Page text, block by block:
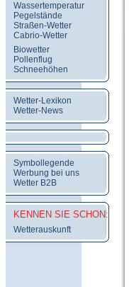
Wassertemperatur
Pegelstände
Straßen-Wetter
Cabrio-Wetter
Biowetter
Pollenflug
Schneehöhen
Wetter-Lexikon
Wetter-News
Symbollegende
Werbung bei uns
Wetter B2B
KENNEN SIE SCHON:
Wetterauskunft